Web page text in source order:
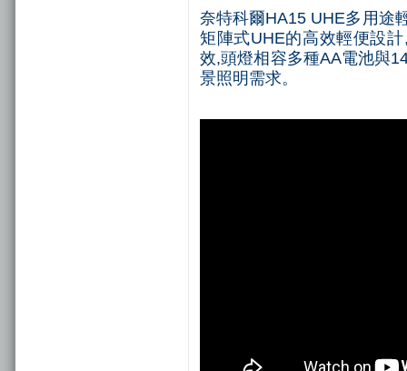
奈特科爾HA15 UHE多用途
矩陣式UHE的高效輕便設
效,頭燈相容多種AA電池與
景照明需求。